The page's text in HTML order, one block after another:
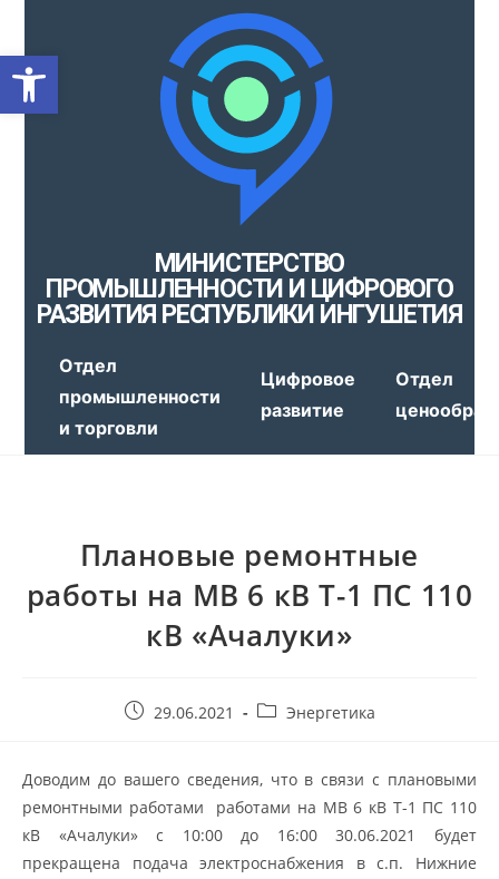
Открыть панель
МИНИСТЕРСТВО
ПРОМЫШЛЕННОСТИ И ЦИФРОВОГО
РАЗВИТИЯ РЕСПУБЛИКИ ИНГУШЕТИЯ
Отдел
промышленности
и торговли
Цифровое
развитие
Отдел
Плановые ремонтные
работы на МВ 6 кВ Т-1 ПС 110
кВ «Ачалуки»
29.06.2021 Энергетика
Доводим до вашего сведения, что в связи с плановыми
ремонтными работами работами на МВ 6 кВ Т-1 ПС 110
кВ «Ачалуки» с 10:00 до 16:00 30.06.2021 будет
прекращена подача электроснабжения в с.п. Нижние